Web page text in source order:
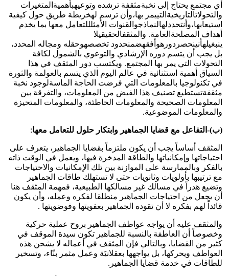
أي مجتمع يحتاج إلى نخبةمثقفة ترشده وتوعيهبأهميةالمتغيرات
والتحولاتالتاريخيةالتييمر بها،وأن ترسم لهخريطة طريق حول كيفية
استيعابها،وأنتحددلهالنماذجوالقنوات الأمثلللتعامل معها بما يخدم
أهداف المصلحةالعامة. والمثقفالحقيقيلا
ينبغيلهأنينحصردورهوأفقهضمنحدود تخصصهوحقله ومجاله المحدد،
بل يجب أن يتسم دوره الإرشادي والتوعوي بالشمول لكافة
التحولات التي يمر بها المجتمع. ويكتسب دور المثقف في هذا
السياق أهمية استثنائية في عالم اليوم الذي يتسم بالعولمة والثورة
في تكنولوجيا بالمعلومات التي فرضت الحاجة الماسةلوجود نخبة
مثقفةتستطيع تصنيف هذا الفيض من المعلومات‏، والتفرقة بين
المعلومات الصحيحة والمعلومات الخاطئة‏،‏ والمعلومات المتحيزة
والمعلومات الموضوعية‏.‏
(ب)-التفاعل مع قضايا الجماهير وابتكار حلول للتعامل معها:
المثقف أساساً يجب أن يكون ملتزماً بقضايا الجماهير، يتعرف على
احتياجاتها وإمكانياتها والطاقة المدخرة فيها، ويعمل في الوقت ذاته
بالفكر وبالممارسة على الموازنة بين تلك الإمكانيات والاحتياجات
مع ترتيبها بأولويات وثانويات حتى لا تستهلك طاقات الجماهير
وتضيع هدراً في مسالك غير مسالكها الطبيعية، فمهمة المثقف هنا
أن يجعل من احتياجات الجماهير منطلقا لفكره وعمله، وأن يكون
قائداً لهم بفكره لا أن تقوده الجماهير بعفويتها وفوضويتها .
والمثقف عليه أن يواجه عواطف الجماهير بروح عملية حركية
وخصوصاً أن العاطفة بالنسبة للجماهير تكون سيدة الموقف في
كثير من القضايا، وبالتالي فإن المثقف في أعماله لا يشحن هذه
العواطف ويحركها، بل يواجهها بعقلانيَة وعمل مثمر بنّاء، وتسخير
للطاقات في خدمة قضايا الجماهير.